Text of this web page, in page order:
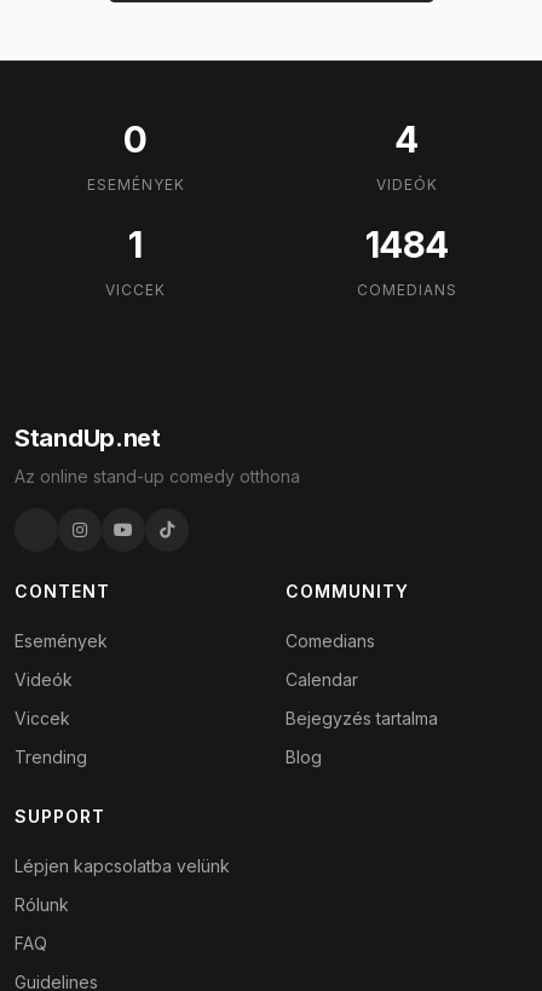
0
ESEMÉNYEK
4
VIDEÓK
1
VICCEK
1484
COMEDIANS
StandUp.net
Az online stand-up comedy otthona
CONTENT
Események
Videók
Viccek
Trending
COMMUNITY
Comedians
Calendar
Bejegyzés tartalma
Blog
SUPPORT
Lépjen kapcsolatba velünk
Rólunk
FAQ
Guidelines